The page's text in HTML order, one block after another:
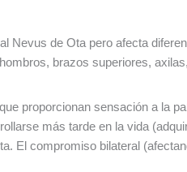
Nevus de Ota pero afecta
brazos superiores,
proporcionan sensación a la
más tarde en la vida
El compromiso bilateral